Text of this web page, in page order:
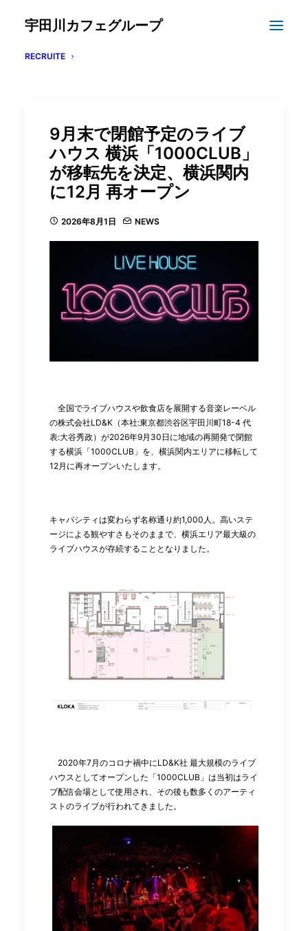
宇田川カフェグループ
RECRUITE
9月末で閉館予定のライブ
ハウス 横浜「1000CLUB」
が移転先を決定、横浜関内
に12月 再オープン
2026年8月1日 NEWS
全国でライブハウスや飲食店を展開する音楽レーベル
の株式会社LD&K（本社:東京都渋谷区宇田川町18-4 代
表:大谷秀政）が2026年9月30日に地域の再開発で閉館
する横浜「1000CLUB」を、横浜関内エリアに移転して
12月に再オープンいたします。
キャパシティは変わらず名称通り約1,000人。高いステ
ージによる観やすさもそのままで、横浜エリア最大級の
ライブハウスが存続することとなりました。
2020年7月のコロナ禍中にLD&K社 最大規模のライブ
ハウスとしてオープンした「1000CLUB」は当初はライ
ブ配信会場として使用され、その後も数多くのアーティ
ストのライブが行われてきました。